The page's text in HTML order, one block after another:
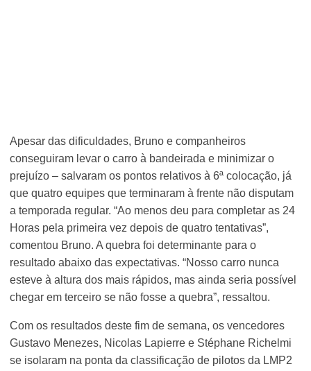
Apesar das dificuldades, Bruno e companheiros
conseguiram levar o carro à bandeirada e minimizar o
prejuízo – salvaram os pontos relativos à 6ª colocação, já
que quatro equipes que terminaram à frente não disputam
a temporada regular. “Ao menos deu para completar as 24
Horas pela primeira vez depois de quatro tentativas”,
comentou Bruno. A quebra foi determinante para o
resultado abaixo das expectativas. “Nosso carro nunca
esteve à altura dos mais rápidos, mas ainda seria possível
chegar em terceiro se não fosse a quebra”, ressaltou.
Com os resultados deste fim de semana, os vencedores
Gustavo Menezes, Nicolas Lapierre e Stéphane Richelmi
se isolaram na ponta da classificação de pilotos da LMP2